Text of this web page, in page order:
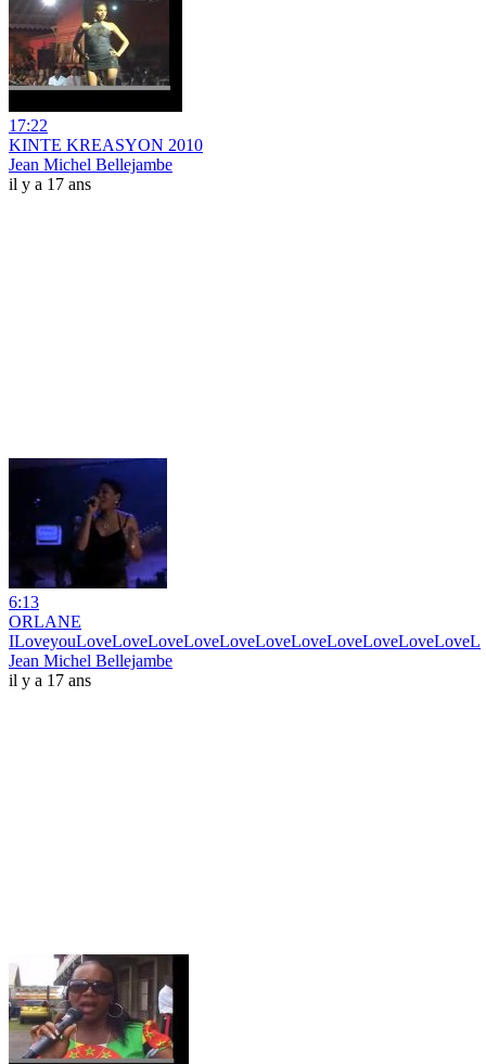
17:22
KINTE KREASYON 2010
Jean Michel Bellejambe
il y a 17 ans
6:13
ORLANE
ILoveyouLoveLoveLoveLoveLoveLoveLoveLoveLoveLoveLoveL
Jean Michel Bellejambe
il y a 17 ans